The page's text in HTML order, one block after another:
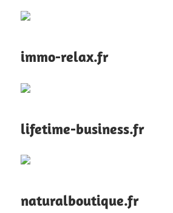
immo-relax.fr
lifetime-business.fr
naturalboutique.fr